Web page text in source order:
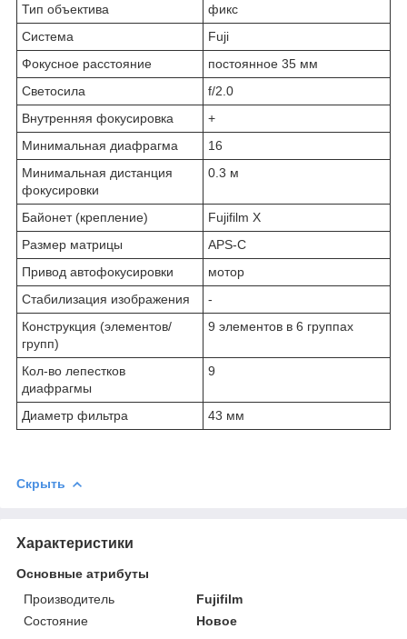
Тип объектива
фикс
Система
Fuji
Фокусное расстояние
постоянное 35 мм
Светосила
f/2.0
Внутренняя фокусировка
+
Минимальная диафрагма
16
Минимальная дистанция
фокусировки
0.3 м
Байонет (крепление)
Fujifilm X
Размер матрицы
APS-C
Привод автофокусировки
мотор
Стабилизация изображения
-
Конструкция (элементов/
групп)
9 элементов в 6 группах
Кол-во лепестков
диафрагмы
9
Диаметр фильтра 43 мм
Скрыть
Характеристики
Основные атрибуты
Производитель
Fujifilm
Состояние
Новое